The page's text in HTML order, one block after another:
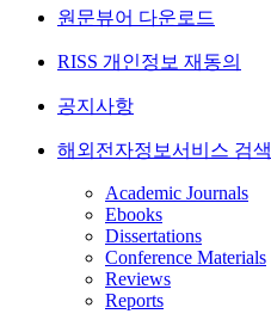
원문뷰어 다운로드
RISS 개인정보 재동의
공지사항
해외전자정보서비스 검색
Academic Journals
Ebooks
Dissertations
Conference Materials
Reviews
Reports